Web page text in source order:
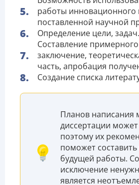
работы
поставленной научной
Определение цели, задач.
Составление
заключение,
часть, апробация
Создание списка
Планов написания
диссертации
поэтому их
поможет
будущей работы.
исключение
является